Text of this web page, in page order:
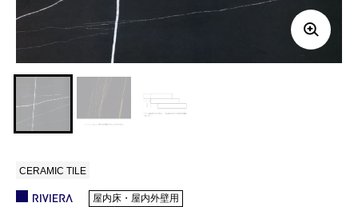
CERAMIC TILE
屋内床・屋内外壁用